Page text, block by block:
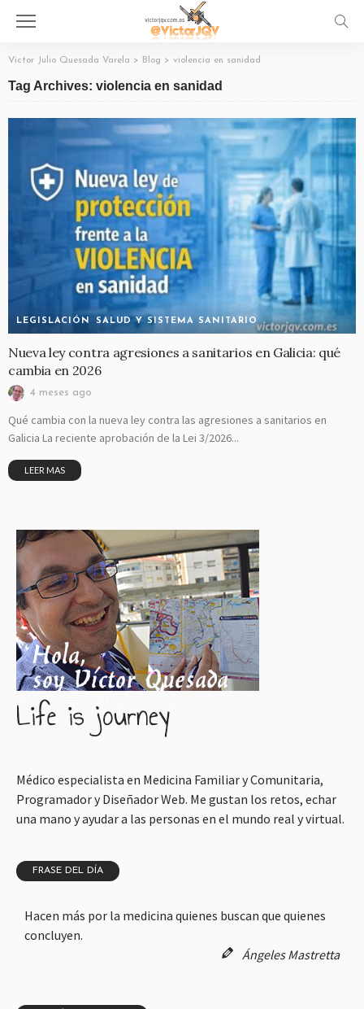
Victor Julio Quesada Varela > Blog > violencia en sanidad
Tag Archives: violencia en sanidad
LEGISLACIÓN SALUD Y SISTEMA SANITARIO
Nueva ley contra agresiones a sanitarios en Galicia: qué
cambia en 2026
4 meses ago
Qué cambia con la nueva ley contra las agresiones a sanitarios en
Galicia La reciente aprobación de la Lei 3/2026...
LEER MAS
Médico especialista en Medicina Familiar y Comunitaria,
Programador y Diseñador Web. Me gustan los retos, echar
una mano y ayudar a las personas en el mundo real y virtual.
FRASE DEL DÍA
Hacen más por la medicina quienes buscan que quienes
concluyen.
Ángeles Mastretta